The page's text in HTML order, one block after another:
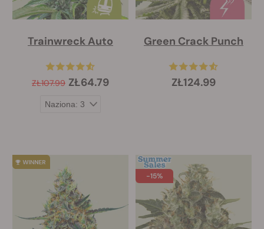
Trainwreck Auto
ZŁ107.99 ZŁ64.79
Green Crack Punch
ZŁ124.99
-15%